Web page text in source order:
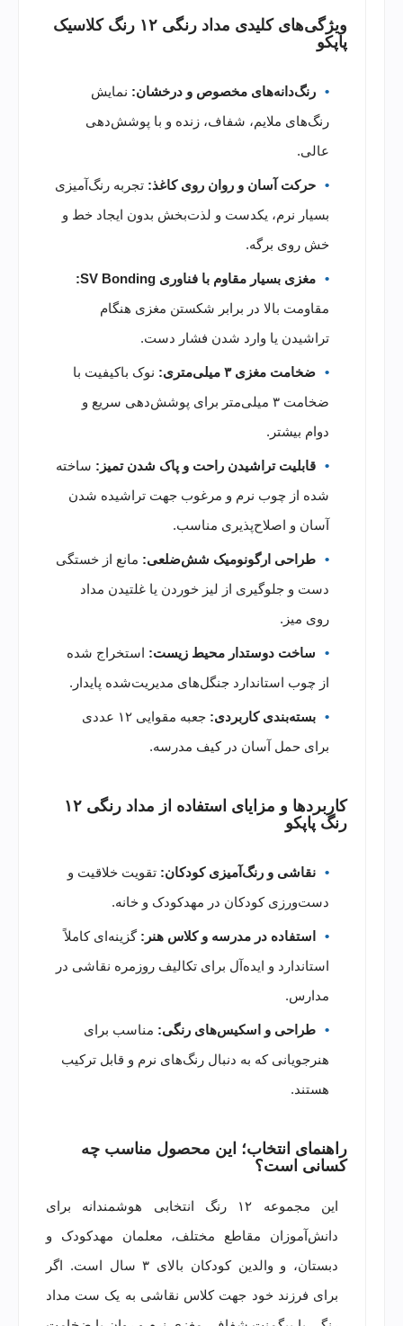
ویژگی‌های کلیدی مداد رنگی ۱۲ رنگ کلاسیک
پاپکو
رنگ‌دانه‌های مخصوص و درخشان: نمایش
رنگ‌های ملایم، شفاف، زنده و با پوشش‌دهی
عالی.
حرکت آسان و روان روی کاغذ: تجربه رنگ‌آمیزی
بسیار نرم، یکدست و لذت‌بخش بدون ایجاد خط و
خش روی برگه.
مغزی بسیار مقاوم با فناوری SV Bonding:
مقاومت بالا در برابر شکستن مغزی هنگام
تراشیدن یا وارد شدن فشار دست.
ضخامت مغزی ۳ میلی‌متری:
نوک باکیفیت با
ضخامت ۳ میلی‌متر برای پوشش‌دهی سریع و
دوام بیشتر.
قابلیت تراشیدن راحت و پاک شدن تمیز: ساخته
شده از چوب نرم و مرغوب جهت تراشیده شدن
آسان و اصلاح‌پذیری مناسب.
طراحی ارگونومیک شش‌ضلعی: مانع از خستگی
دست و جلوگیری از لیز خوردن یا غلتیدن مداد
روی میز.
ساخت دوستدار محیط زیست: استخراج شده
از چوب استاندارد جنگل‌های مدیریت‌شده پایدار.
بسته‌بندی کاربردی:
جعبه مقوایی ۱۲ عددی
برای حمل آسان در کیف مدرسه.
کاربردها و مزایای استفاده از مداد رنگی ۱۲
رنگ پاپکو
نقاشی و رنگ‌آمیزی کودکان: تقویت خلاقیت و
دست‌ورزی کودکان در مهدکودک و خانه.
استفاده در مدرسه و کلاس هنر:گزینه‌ای کاملاً
استاندارد و ایده‌آل برای تکالیف روزمره نقاشی در
مدارس.
طراحی و اسکیس‌های رنگی: مناسب برای
هنرجویانی که به دنبال رنگ‌های نرم و قابل ترکیب
هستند.
راهنمای انتخاب؛ این محصول مناسب چه
کسانی است؟
این مجموعه ۱۲ رنگ انتخابی هوشمندانه برای
دانش‌آموزان مقاطع مختلف، معلمان مهدکودک و
دبستان، و والدین کودکان بالای ۳ سال است. اگر
برای فرزند خود جهت کلاس نقاشی به یک ست مداد